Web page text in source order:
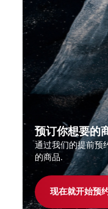
预订你想要的
通过我们的提前预
的商品.
现在就开始预